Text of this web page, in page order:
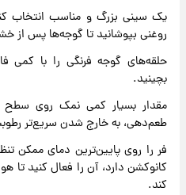
یک سینی بزرگ و مناسب انتخاب
روغنی بپوشانید تا گوجه‌ها پس
حلقه‌های گوجه فرنگی را با کمی
بچینید.
مقدار بسیار کمی نمک روی سطح
طعم‌دهی، به خارج شدن سریع‌تر
فر را روی پایین‌ترین دمای ممکن
کانوکشن دارد، آن را فعال کنید
کند.